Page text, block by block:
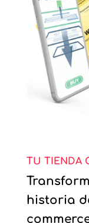
TU TIENDA
historia